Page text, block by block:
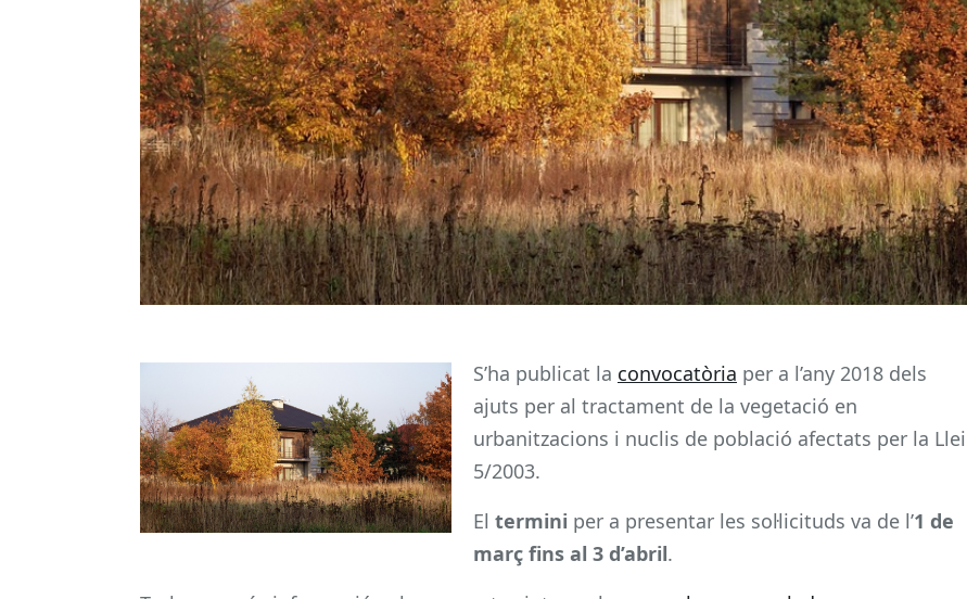
S’ha publicat la convocatòria per a l’any 2018 dels
ajuts per al tractament de la vegetació en
urbanitzacions i nuclis de població afectats per la Llei
5/2003.
El termini per a presentar les sol·licituds va de l’1 de
març fins al 3 d’abril.